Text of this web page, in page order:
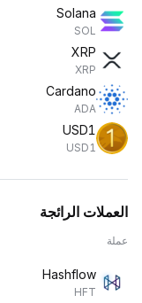
Solana
SOL
XRP
XRP
Cardano
ADA
USD1
USD1
العملات الرائجة
عملة
Hashflow
HFT